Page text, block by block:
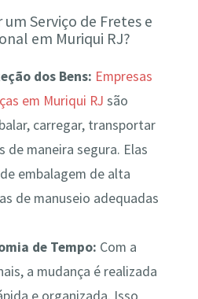
Serviço de Fretes e
em Muriqui RJ?
dos Bens: Empresas
em Muriqui RJ são
carregar, transportar
de maneira segura. Elas
embalagem de alta
de manuseio adequadas
de Tempo: Com a
a mudança é realizada